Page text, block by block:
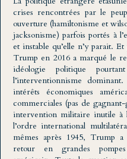
crises rencontrées par le
ouverture (hamiltonisme et
jacksonisme) parfois portés à
et instable qu’elle n’y parait.
Trump en 2016 a marqué le
idéologie politique
l’interventionnisme
intérêts économiques
commerciales (pas de
intervention militaire inutile à
l’ordre international
mêmes après 1945, Trump
retour en grandes